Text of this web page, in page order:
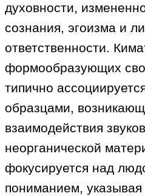
духовности,
сознания, эгоизма и
ответственности.
формообразующих
типично
образцами,
взаимодействия
неорганической
фокусируется над
пониманием, указывая